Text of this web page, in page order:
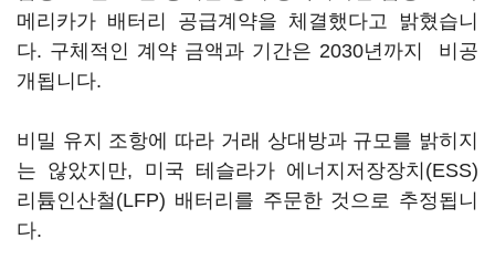
메리카가 배터리 공급계약을 체결했다고 밝혔습니
다. 구체적인 계약 금액과 기간은 2030년까지 비공
개됩니다.
비밀 유지 조항에 따라 거래 상대방과 규모를 밝히지
는 않았지만, 미국 테슬라가 에너지저장장치(ESS)
리튬인산철(LFP) 배터리를 주문한 것으로 추정됩니
다.